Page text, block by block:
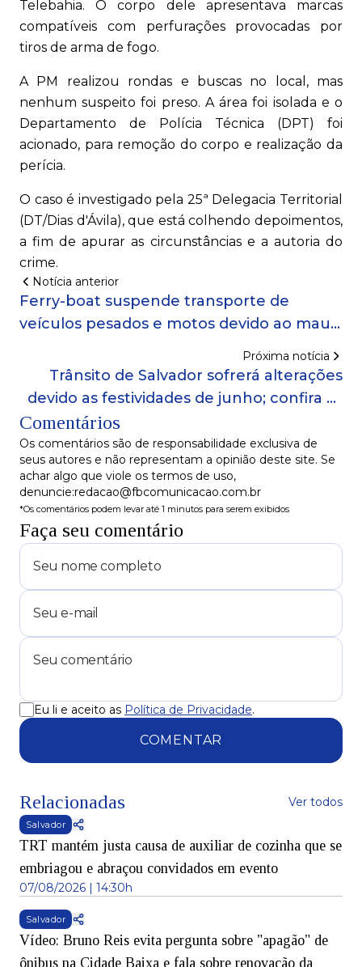
Telebahia. O corpo dele apresentava marcas
compatíveis com perfurações provocadas por
tiros de arma de fogo.
A PM realizou rondas e buscas no local, mas
nenhum suspeito foi preso. A área foi isolada e o
Departamento de Polícia Técnica (DPT) foi
acionado, para remoção do corpo e realização da
perícia.
O caso é investigado pela 25ª Delegacia Territorial
(DT/Dias d'Ávila), que está colhendo depoimentos,
a fim de apurar as circunstâncias e a autoria do
crime.
Notícia anterior
Ferry-boat suspende transporte de
veículos pesados e motos devido ao mau
Próxima notícia
Trânsito de Salvador sofrerá alterações
devido as festividades de junho; confira as
Comentários
Os comentários são de responsabilidade exclusiva de
seus autores e não representam a opinião deste site. Se
achar algo que viole os termos de uso,
denuncie:redacao@fbcomunicacao.com.br
*Os comentários podem levar até 1 minutos para serem exibidos
Faça seu comentário
Eu li e aceito as Política de Privacidade.
COMENTAR
Relacionadas Ver todos
Salvador
TRT mantém justa causa de auxiliar de cozinha que se
embriagou e abraçou convidados em evento
07/08/2026 | 14:30h
Salvador
Vídeo: Bruno Reis evita pergunta sobre "apagão" de
ônibus na Cidade Baixa e fala sobre renovação da